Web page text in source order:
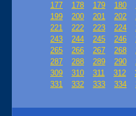
177
178 179 180
199
200 201 202
221
222 223 224
243
244 245 246
265
266 267 268
287
288 289 290
309
310 311 312
331
332 333 334